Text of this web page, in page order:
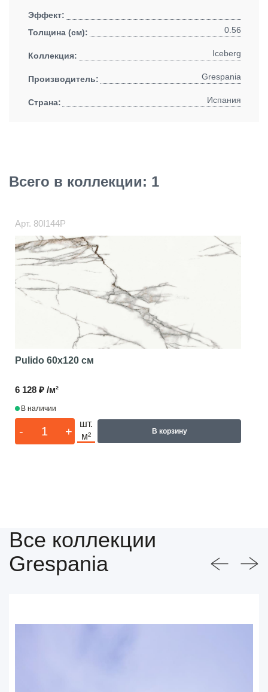
Эффект:
Толщина (см):
0.56
Коллекция: Iceberg
Производитель: Grespania
Страна: Испания
Всего в коллекции: 1
Арт. 80I144P
Pulido 60x120 см
6 128 ₽ /м²
В наличии
- +
шт.
м²
В корзину
Все коллекции
Grespania